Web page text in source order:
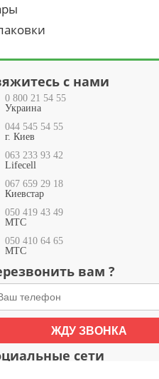
с нами
0 800 21 54 55
Украина
044 545 54 55
г. Киев
063 233 93 42
Lifecell
067 659 29 18
Киевстар
050 419 43 49
МТС
050 410 64 65
МТС
вам ?
ЖДУ ЗВОНКА
сети